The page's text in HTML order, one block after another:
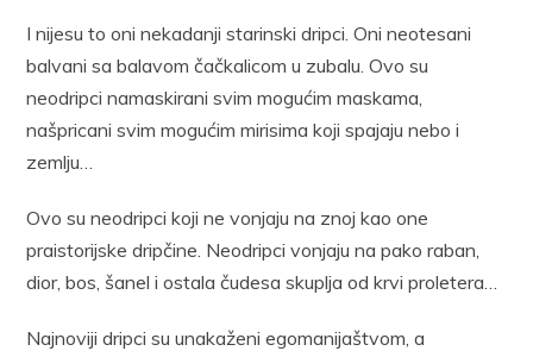
I nijesu to oni nekadanji starinski dripci. Oni neotesani
balvani sa balavom čačkalicom u zubalu. Ovo su
neodripci namaskirani svim mogućim maskama,
našpricani svim mogućim mirisima koji spajaju nebo i
zemlju…
Ovo su neodripci koji ne vonjaju na znoj kao one
praistorijske dripčine. Neodripci vonjaju na pako raban,
dior, bos, šanel i ostala čudesa skuplja od krvi proletera…
Najnoviji dripci su unakaženi egomanijaštvom, a